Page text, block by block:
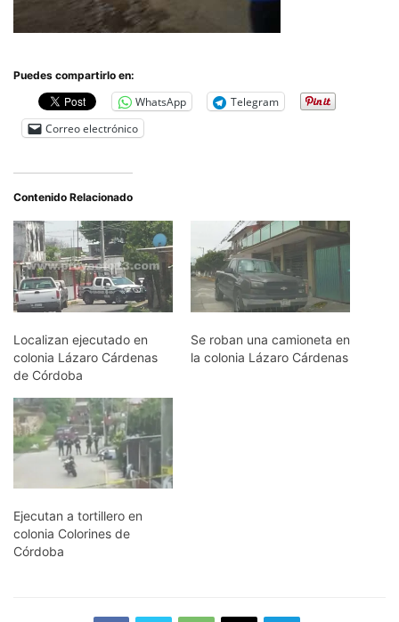
Puedes compartirlo en:
WhatsApp
Telegram
Correo electrónico
Contenido Relacionado
Localizan ejecutado en
colonia Lázaro Cárdenas
de Córdoba
Se roban una camioneta en
la colonia Lázaro Cárdenas
Ejecutan a tortillero en
colonia Colorines de
Córdoba